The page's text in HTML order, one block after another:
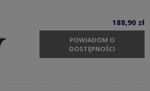
188,90 zł
POWIADOM O
DOSTĘPNOŚCI